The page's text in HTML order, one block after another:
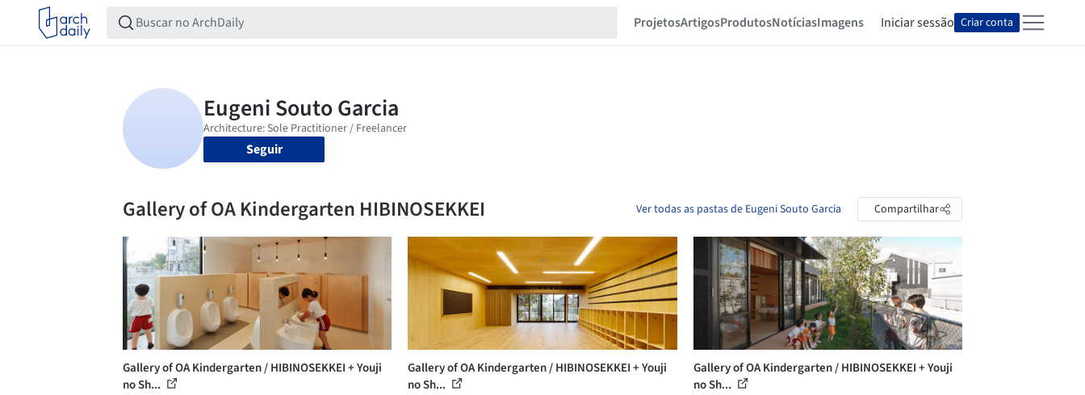
ProjetosArtigosProdutosNotíciasImagens Iniciar sessão Criar conta
Seguir
Gallery of OA Kindergarten HIBINOSEKKEI Ver todas as pastas de Eugeni Souto Garcia Compartilhar
Gallery of OA Kindergarten / HIBINOSEKKEI + Youji
no Sh...
Gallery of OA Kindergarten / HIBINOSEKKEI + Youji
no Sh...
Gallery of OA Kindergarten / HIBINOSEKKEI + Youji
no Sh...